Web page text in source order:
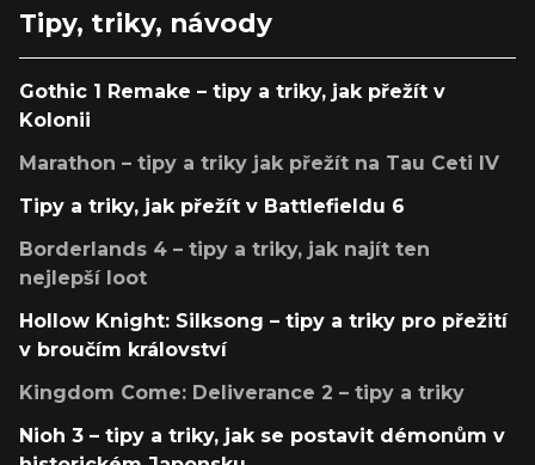
Tipy, triky, návody
Gothic 1 Remake – tipy a triky, jak přežít v
Kolonii
Marathon – tipy a triky jak přežít na Tau Ceti IV
Tipy a triky, jak přežít v Battlefieldu 6
Borderlands 4 – tipy a triky, jak najít ten
nejlepší loot
Hollow Knight: Silksong – tipy a triky pro přežití
v broučím království
Kingdom Come: Deliverance 2 – tipy a triky
Nioh 3 – tipy a triky, jak se postavit démonům v